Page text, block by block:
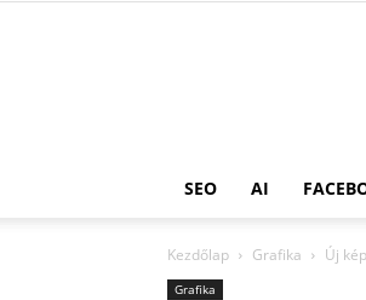
SEO AI
Kezdőlap Grafika Új
Grafika